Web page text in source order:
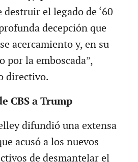
el legado de ‘60
decepción que
acercamiento y, en su
por la emboscada”,
directivo.
CBS a Trump
difundió una extensa
acusó a los nuevos
de desmantelar el